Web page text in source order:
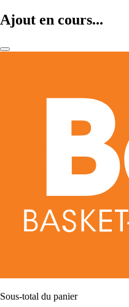
Ajout en cours...
Sous-total du panier